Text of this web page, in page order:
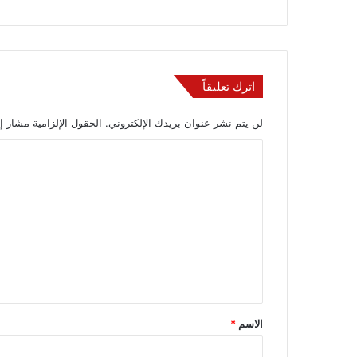
اترك تعليقاً
لن يتم نشر عنوان بريدك الإلكتروني. الحقول الإلزامية مشار
*
الاسم *